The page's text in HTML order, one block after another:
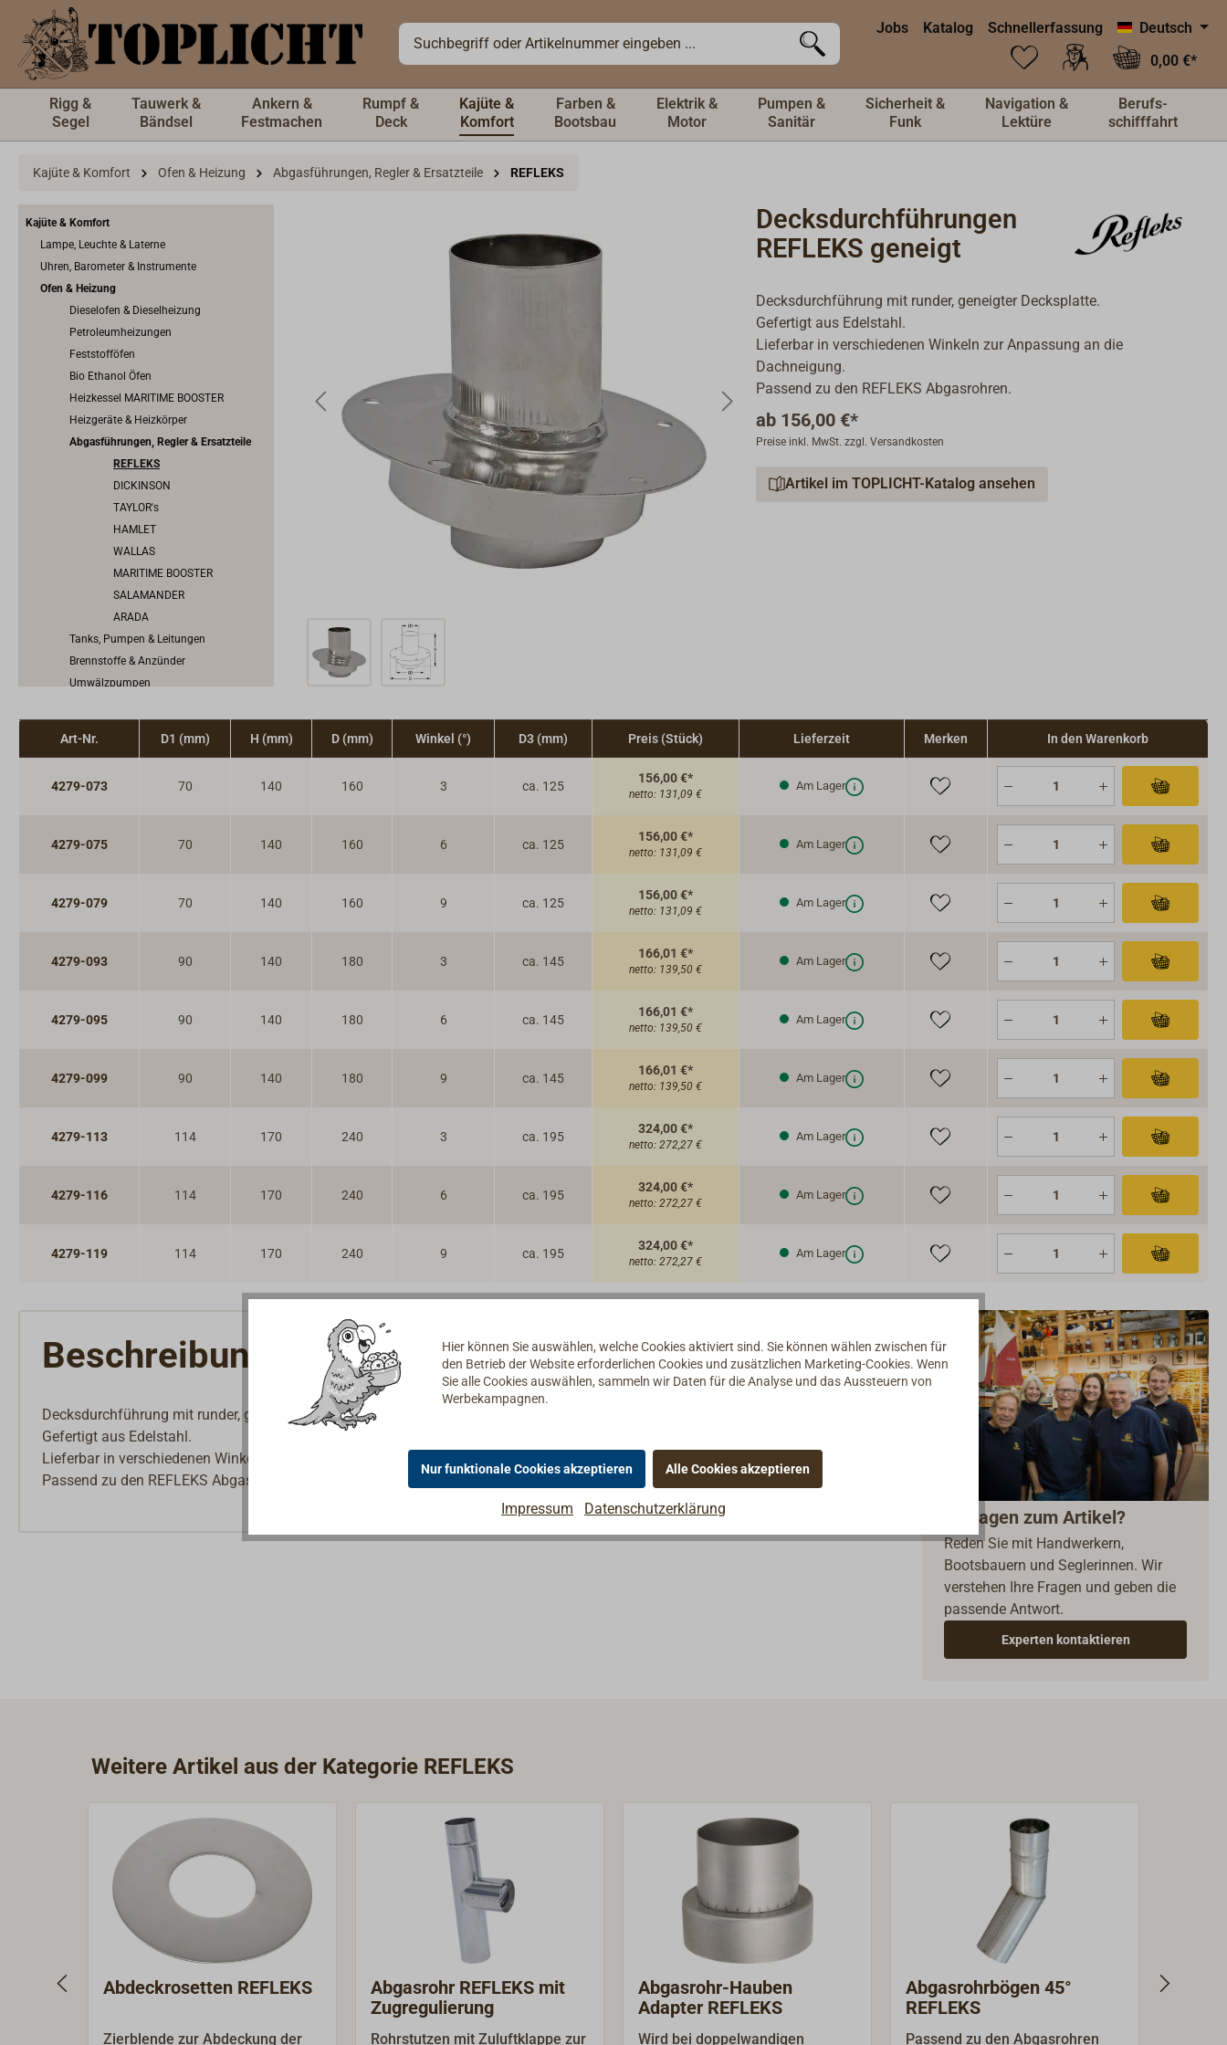
springen Jobs Katalog Schnellerfassung
Deutsch
0,00 €*
Rigg &
Segel
Tauwerk &
Bändsel
Ankern &
Festmachen
Rumpf &
Deck
Kajüte &
Komfort
Farben &
Bootsbau
Elektrik &
Motor
Pumpen &
Sanitär
Sicherheit &
Funk
Navigation &
Lektüre
Berufs-
schifffahrt
Kajüte & Komfort Ofen & Heizung Abgasführungen, Regler & Ersatzteile REFLEKS
Kajüte & Komfort
Lampe, Leuchte & Laterne
Uhren, Barometer & Instrumente
Ofen & Heizung
Dieselofen & Dieselheizung
Petroleumheizungen
Feststofföfen
Bio Ethanol Öfen
Heizkessel MARITIME BOOSTER
Heizgeräte & Heizkörper
Abgasführungen, Regler & Ersatzteile
REFLEKS
DICKINSON
TAYLOR's
HAMLET
WALLAS
MARITIME BOOSTER
SALAMANDER
ARADA
Tanks, Pumpen & Leitungen
Brennstoffe & Anzünder
Umwälzpumpen
Scharniere & Lukenbänder
Dit & Dat
Decksdurchführungen
REFLEKS geneigt
Decksdurchführung mit runder, geneigter Decksplatte.
Gefertigt aus Edelstahl.
Lieferbar in verschiedenen Winkeln zur Anpassung an die
Dachneigung.
Passend zu den REFLEKS Abgasrohren.
ab 156,00 €*
Preise inkl. MwSt. zzgl. Versandkosten
Artikel im TOPLICHT-Katalog ansehen
Art-Nr. D1 (mm) H (mm) D (mm) Winkel (°) D3 (mm) Preis (Stück) Lieferzeit Merken In den Warenkorb
4279-073 70 140 160 3 ca. 125
156,00 €*
netto: 131,09 €
Am Lager
4279-075 70 140 160 6 ca. 125
156,00 €*
netto: 131,09 €
Am Lager
4279-079 70 140 160 9 ca. 125
156,00 €*
netto: 131,09 €
Am Lager
4279-093 90 140 180 3 ca. 145
166,01 €*
netto: 139,50 €
Am Lager
4279-095 90 140 180 6 ca. 145
166,01 €*
netto: 139,50 €
Am Lager
4279-099 90 140 180 9 ca. 145
166,01 €*
netto: 139,50 €
Am Lager
4279-113 114 170 240 3 ca. 195
324,00 €*
netto: 272,27 €
Am Lager
4279-116 114 170 240 6 ca. 195
324,00 €*
netto: 272,27 €
Am Lager
4279-119 114 170 240 9 ca. 195
324,00 €*
netto: 272,27 €
Am Lager
Beschreibung
Decksdurchführung mit runder, geneigter Decksplatte.
Gefertigt aus Edelstahl.
Lieferbar in verschiedenen Winkeln zur Anpassung an die Dachneigung.
Passend zu den REFLEKS Abgasrohren.
Fragen zum Artikel?
Reden Sie mit Handwerkern,
Bootsbauern und Seglerinnen. Wir
verstehen Ihre Fragen und geben die
passende Antwort.
Experten kontaktieren
Weitere Artikel aus der Kategorie REFLEKS
Abdeckrosetten REFLEKS
Zierblende zur Abdeckung der
Abgasrohr REFLEKS mit
Zugregulierung
Rohrstutzen mit Zuluftklappe zur
Abgasrohr-Hauben
Adapter REFLEKS
Wird bei doppelwandigen
Abgasrohrbögen 45°
REFLEKS
Passend zu den Abgasrohren
Hier können Sie auswählen, welche Cookies aktiviert sind. Sie können wählen zwischen für
den Betrieb der Website erforderlichen Cookies und zusätzlichen Marketing-Cookies. Wenn
Sie alle Cookies auswählen, sammeln wir Daten für die Analyse und das Aussteuern von
Werbekampagnen.
Nur funktionale Cookies akzeptieren Alle Cookies akzeptieren
Impressum Datenschutzerklärung